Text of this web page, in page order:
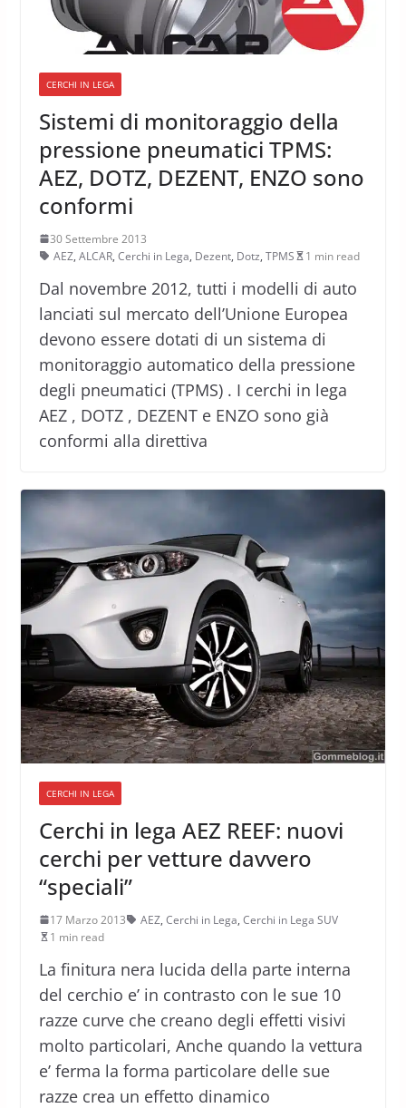
CERCHI IN LEGA
Sistemi di monitoraggio della
pressione pneumatici TPMS:
AEZ, DOTZ, DEZENT, ENZO sono
conformi
30 Settembre 2013
AEZ, ALCAR, Cerchi in Lega, Dezent, Dotz, TPMS 1 min read
Dal novembre 2012, tutti i modelli di auto
lanciati sul mercato dell’Unione Europea
devono essere dotati di un sistema di
monitoraggio automatico della pressione
degli pneumatici (TPMS) . I cerchi in lega
AEZ , DOTZ , DEZENT e ENZO sono già
conformi alla direttiva
CERCHI IN LEGA
Cerchi in lega AEZ REEF: nuovi
cerchi per vetture davvero
“speciali”
17 Marzo 2013 AEZ, Cerchi in Lega, Cerchi in Lega SUV
1 min read
La finitura nera lucida della parte interna
del cerchio e’ in contrasto con le sue 10
razze curve che creano degli effetti visivi
molto particolari, Anche quando la vettura
e’ ferma la forma particolare delle sue
razze crea un effetto dinamico